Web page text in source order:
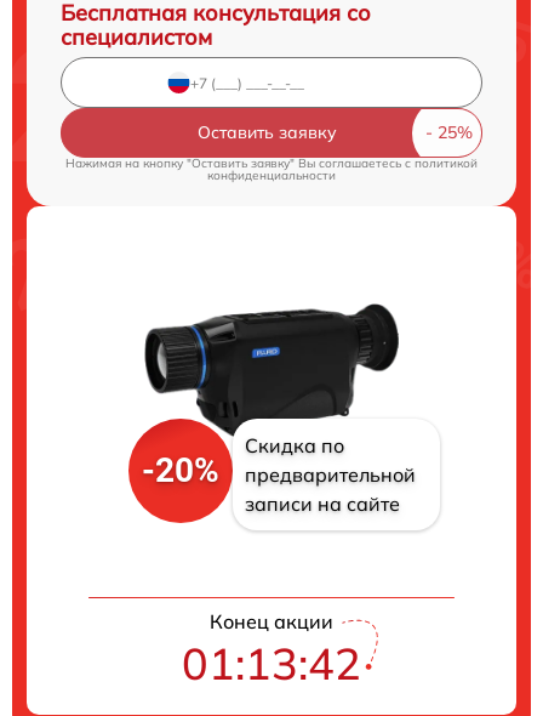
Бесплатная консультация со
специалистом
Оставить заявку
Нажимая на кнопку "Оставить заявку" Вы соглашаетесь c политикой
конфиденциальности
-20%
Скидка по
предварительной
записи на сайте
Конец акции
01:13:41